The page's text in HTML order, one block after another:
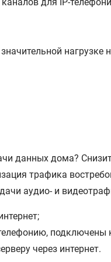
данных дома?
трафика
аудио- и
подключены
через интернет.